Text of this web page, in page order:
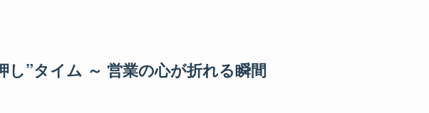
し”タイム ～ 営業の心が折れる瞬間